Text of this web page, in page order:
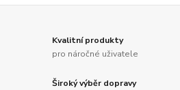
Kvalitní produkty
pro náročné uživatele
Široký výběr dopravy